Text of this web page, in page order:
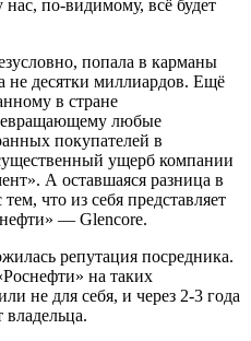
по-видимому, всё будет
попала в карманы
не десятки миллиардов. Ещё
в стране
любые
покупателей в
ущерб компании
А оставшаяся разница в
что из себя представляет
— Glencore.
репутация посредника.
на таких
не для себя, и через 2-3 года
владельца.